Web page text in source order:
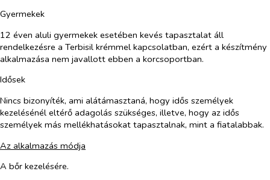
Gyermekek
12 éven aluli gyermekek esetében kevés tapasztalat áll
rendelkezésre a Terbisil krémmel kapcsolatban, ezért a készítmény
alkalmazása nem javallott ebben a korcsoportban.
Idősek
Nincs bizonyíték, ami alátámasztaná, hogy idős személyek
kezelésénél eltérő adagolás szükséges, illetve, hogy az idős
személyek más mellékhatásokat tapasztalnak, mint a fiatalabbak.
Az alkalmazás módja
A bőr kezelésére.